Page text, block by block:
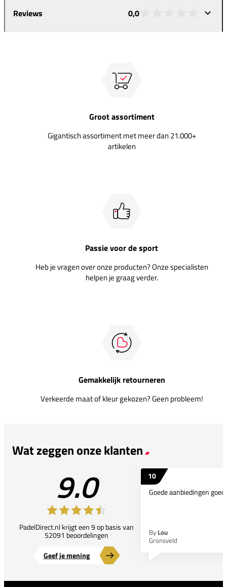
Reviews 0,0
Groot assortiment
Gigantisch assortiment met meer dan 21.000+
artikelen
Passie voor de sport
Heb je vragen over onze producten? Onze specialisten
helpen je graag verder.
Gemakkelijk retourneren
Verkeerde maat of kleur gekozen? Geen probleem!
Wat zeggen onze klanten
9.0
PadelDirect.nl krijgt een 9 op basis van
52091 beoordelingen
Geef je mening
10
Goede aanbiedingen
By Lou
Gronsveld